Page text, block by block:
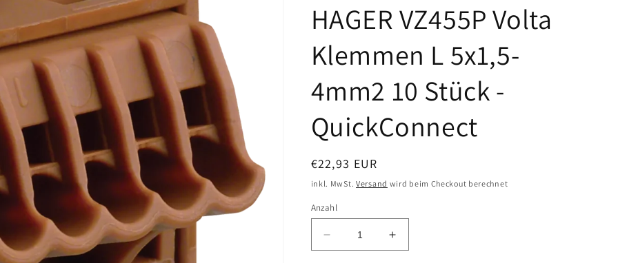
HAGER VZ455P Volta
Klemmen L 5x1,5-
4mm2 10 Stück -
QuickConnect
Normaler
Preis
€22,93 EUR
inkl. MwSt. Versand wird beim Checkout berechnet
Anzahl
Verringere
die
Erhöhe
die